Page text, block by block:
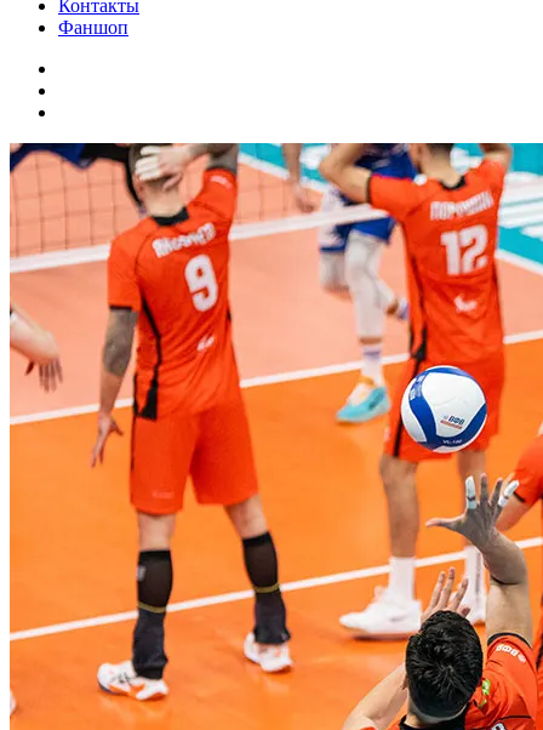
Контакты
Фаншоп